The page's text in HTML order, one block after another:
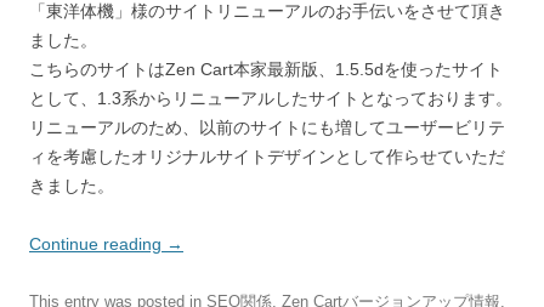
「東洋体機」様のサイトリニューアルのお手伝いをさせて頂き
ました。
こちらのサイトはZen Cart本家最新版、1.5.5dを使ったサイト
として、1.3系からリニューアルしたサイトとなっております。
リニューアルのため、以前のサイトにも増してユーザービリテ
ィを考慮したオリジナルサイトデザインとして作らせていただ
きました。
Continue reading →
This entry was posted in SEO関係, Zen Cartバージョンアップ情報,